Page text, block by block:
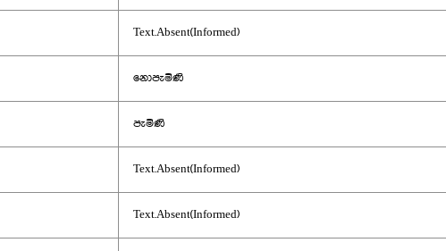
Text.Absent(Informed)
නොපැමිණි
පැමිණි
Text.Absent(Informed)
Text.Absent(Informed)